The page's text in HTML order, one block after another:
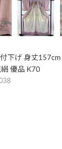
付下げ 身丈
絹 優品 K70